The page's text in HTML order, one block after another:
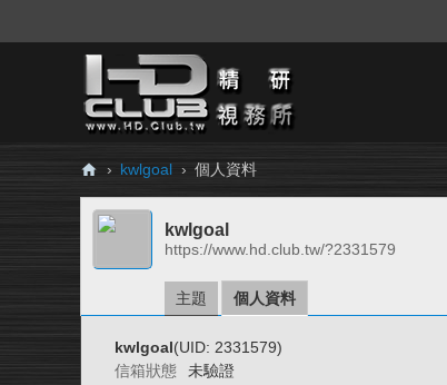
H
Cl
› kwlgoal › 個人資料
kwlgoal
https://www.hd.club.tw/?2331579
主題 個人資料
kwlgoal(UID: 2331579)
信箱狀態
未驗證